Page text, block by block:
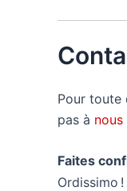
Pour toute
pas à
Faites
Ordissimo !